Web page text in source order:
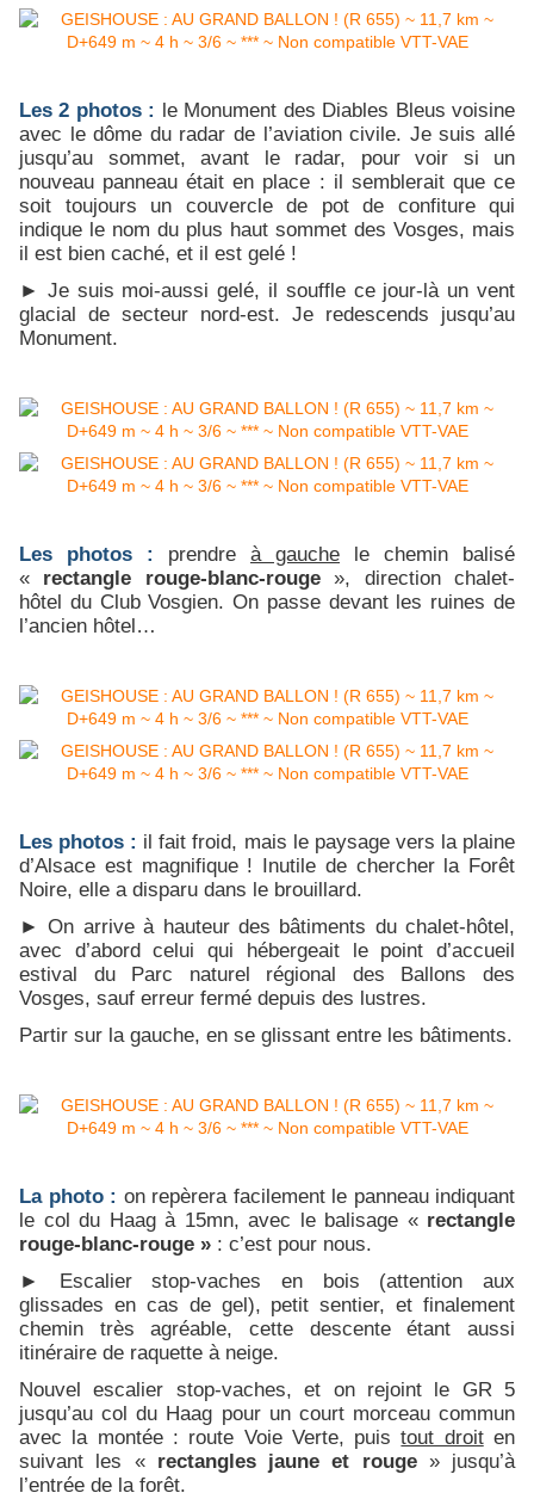
Les 2 photos : le Monument des Diables Bleus voisine
avec le dôme du radar de l’aviation civile. Je suis allé
jusqu’au sommet, avant le radar, pour voir si un
nouveau panneau était en place : il semblerait que ce
soit toujours un couvercle de pot de confiture qui
indique le nom du plus haut sommet des Vosges, mais
il est bien caché, et il est gelé !
► Je suis moi-aussi gelé, il souffle ce jour-là un vent
glacial de secteur nord-est. Je redescends jusqu’au
Monument.
Les photos : prendre à gauche le chemin balisé
« rectangle rouge-blanc-rouge», direction chalet-
hôtel du Club Vosgien. On passe devant les ruines de
l’ancien hôtel…
Les photos : il fait froid, mais le paysage vers la plaine
d’Alsace est magnifique ! Inutile de chercher la Forêt
Noire, elle a disparu dans le brouillard.
► On arrive à hauteur des bâtiments du chalet-hôtel,
avec d’abord celui qui hébergeait le point d’accueil
estival du Parc naturel régional des Ballons des
Vosges, sauf erreur fermé depuis des lustres.
Partir sur la gauche, en se glissant entre les bâtiments.
La photo : on repèrera facilement le panneau indiquant
le col du Haag à 15mn, avec le balisage « rectangle
rouge-blanc-rouge » : c’est pour nous.
► Escalier stop-vaches en bois (attention aux
glissades en cas de gel), petit sentier, et finalement
chemin très agréable, cette descente étant aussi
itinéraire de raquette à neige.
Nouvel escalier stop-vaches, et on rejoint le GR 5
jusqu’au col du Haag pour un court morceau commun
avec la montée : route Voie Verte, puistout droiten
suivant les « rectangles jaune et rouge» jusqu’à
l’entrée de la forêt.